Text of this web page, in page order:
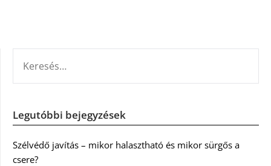
Legutóbbi bejegyzések
Szélvédő javítás – mikor halasztható és mikor sürgős a
csere?